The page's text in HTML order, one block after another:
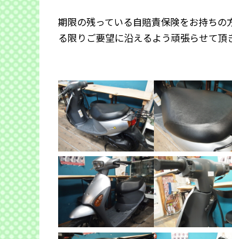
期限の残っている自賠責保険をお持ち
る限りご要望に沿えるよう頑張らせて頂